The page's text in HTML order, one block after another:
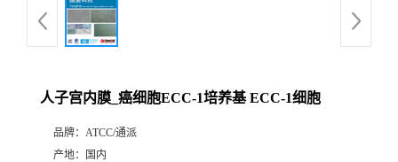
人子宫内膜_癌细胞ECC-1培养基 ECC-1细胞
品牌： ATCC/通派
产地：
国内